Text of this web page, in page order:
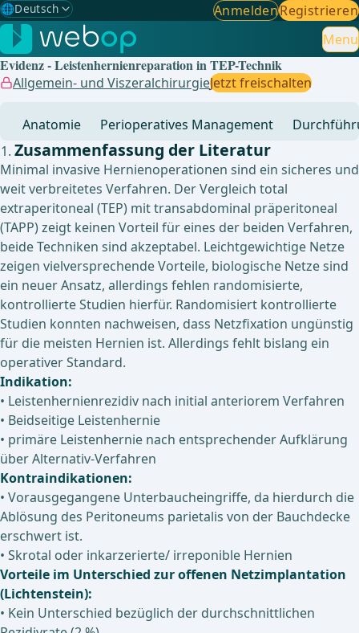
🌐Deutsch
Gewählte Sprache: Deutsch
🇩🇪 Deutsch ✓
🇬🇧English
🇧🇷
AnmeldenRegistrieren
Menu
Evidenz - Leistenhernienreparation in TEP-Technik
Allgemein- und ViszeralchirurgieJetzt freischalten
Anatomie Perioperatives Management
Zusammenfassung der Literatur
Minimal invasive Hernienoperationen sind ein sicheres und
weit verbreitetes Verfahren. Der Vergleich total
extraperitoneal (TEP) mit transabdominal präperitoneal
(TAPP) zeigt keinen Vorteil für eines der beiden Verfahren,
beide Techniken sind akzeptabel. Leichtgewichtige Netze
zeigen vielversprechende Vorteile, biologische Netze sind
ein neuer Ansatz, allerdings fehlen randomisierte,
kontrollierte Studien hierfür. Randomisiert kontrollierte
Studien konnten nachweisen, dass Netzfixation ungünstig
für die meisten Hernien ist. Allerdings fehlt bislang ein
operativer Standard.
Indikation:
• Leistenhernienrezidiv nach initial anteriorem Verfahren
• Beidseitige Leistenhernie
• primäre Leistenhernie nach entsprechender Aufklärung
über Alternativ-Verfahren
Kontraindikationen:
• Vorausgegangene Unterbaucheingriffe, da hierdurch die
Ablösung des Peritoneums parietalis von der Bauchdecke
erschwert ist.
• Skrotal oder inkarzerierte/ irreponible Hernien
Vorteile im Unterschied zur offenen Netzimplantation
(Lichtenstein):
• Kein Unterschied bezüglich der durchschnittlichen